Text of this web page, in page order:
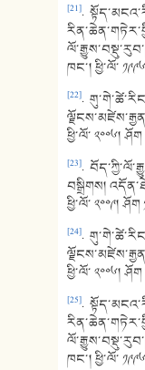
[21].
ཁང་། ཕྱི་ལོ་
[22].
ཕྱི་ལོ་ ༢༠༠༦། ཤོག
[23].
བསྒྲིགས།
ཕྱི་ལོ་ ༢༠༠༩། ཤོག
[24].
ཕྱི་ལོ་ ༢༠༠༦། ཤོག
[25].
ཁང་། ཕྱི་ལོ་